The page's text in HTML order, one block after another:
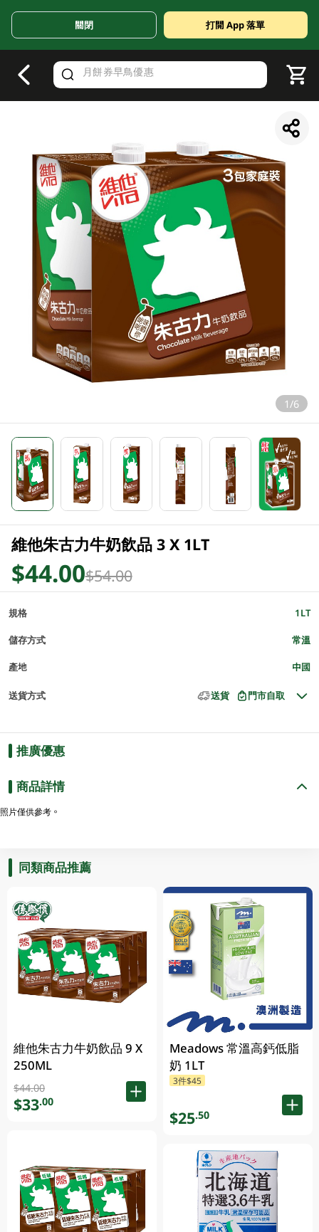
Valid Until 30 June 2026
關閉 打開 App 落單
1/6
維他朱古力牛奶飲品 3 X 1LT
$44.00$54.00
規格 1LT
儲存方式 常溫
產地 中國
送貨方式 送貨 門市自取
推廣優惠
商品詳情
照片僅供參考。
同類商品推薦
維他朱古力牛奶飲品 9 X
250ML
$44.00
$33.00
Meadows 常溫高鈣低脂
奶 1LT
3件$45
$25.50